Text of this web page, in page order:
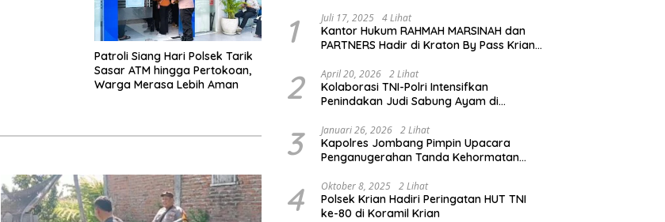
Patroli Siang Hari Polsek Tarik
Sasar ATM hingga Pertokoan,
Warga Merasa Lebih Aman
1 Juli 17, 2025 4 Lihat
Kantor Hukum RAHMAH MARSINAH dan
PARTNERS Hadir di Kraton By Pass Krian
2 April 20, 2026 2 Lihat
Kolaborasi TNI-Polri Intensifkan
Penindakan Judi Sabung Ayam di
3 Januari 26, 2026 2 Lihat
Kapolres Jombang Pimpin Upacara
Penganugerahan Tanda Kehormatan
Polri
4 Oktober 8, 2025 2 Lihat
Polsek Krian Hadiri Peringatan HUT TNI
ke-80 di Koramil Krian